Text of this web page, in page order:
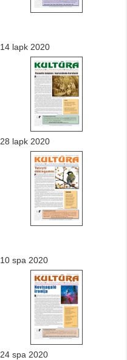
14 lapk 2020
28 lapk 2020
10 spa 2020
24 spa 2020